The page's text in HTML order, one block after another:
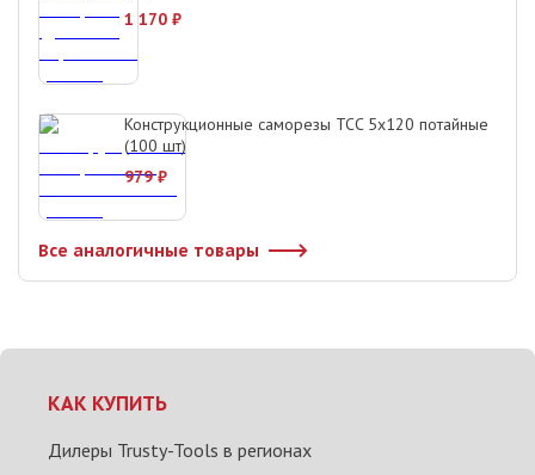
1 170 ₽
Конструкционные саморезы TCC 5х120 потайные
(100 шт)
979 ₽
Все аналогичные товары
КАК КУПИТЬ
Дилеры Trusty-Tools в регионах